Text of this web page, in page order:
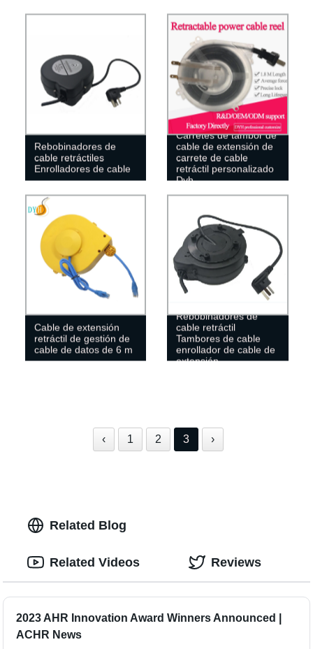
Rebobinadores de
cable retráctiles
Enrolladores de cable
Carretes de tambor de
cable de extensión de
carrete de cable
retráctil personalizado
Dyh
Cable de extensión
retráctil de gestión de
cable de datos de 6 m
Rebobinadores de
cable retráctil
Tambores de cable
enrollador de cable de
extensión
‹ 1 2 3 ›
Related Blog
2023 AHR Innovation Award Winners Announced |
ACHR News
Related Videos Reviews